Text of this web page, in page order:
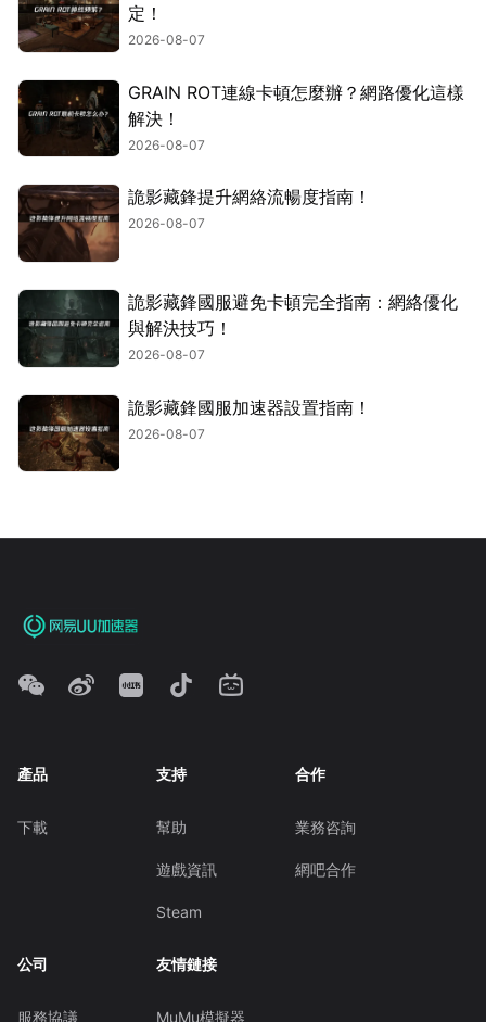
定！
2026-08-07
GRAIN ROT連線卡頓怎麼辦？網路優化這樣
解決！
2026-08-07
詭影藏鋒提升網絡流暢度指南！
2026-08-07
詭影藏鋒國服避免卡頓完全指南：網絡優化
與解決技巧！
2026-08-07
詭影藏鋒國服加速器設置指南！
2026-08-07
產品
下載
支持
幫助
遊戲資訊
Steam
合作
業務咨詢
網吧合作
公司
服務協議
友情鏈接
MuMu模擬器